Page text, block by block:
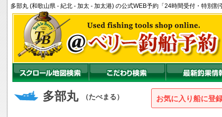
多部丸 (和歌山県 - 紀北 - 加太 - 加太港) の公式WEB予約「24時間受付・特別割
多部丸 （たべまる） お気に入り船に登